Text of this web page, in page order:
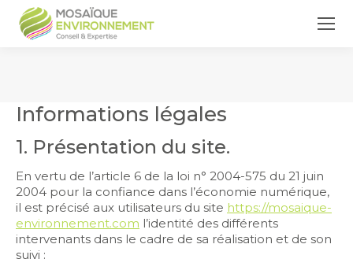
Informations légales
1. Présentation du site.
En vertu de l’article 6 de la loi n° 2004-575 du 21 juin
2004 pour la confiance dans l’économie numérique,
il est précisé aux utilisateurs du site https://mosaique-
environnement.com l’identité des différents
intervenants dans le cadre de sa réalisation et de son
suivi :